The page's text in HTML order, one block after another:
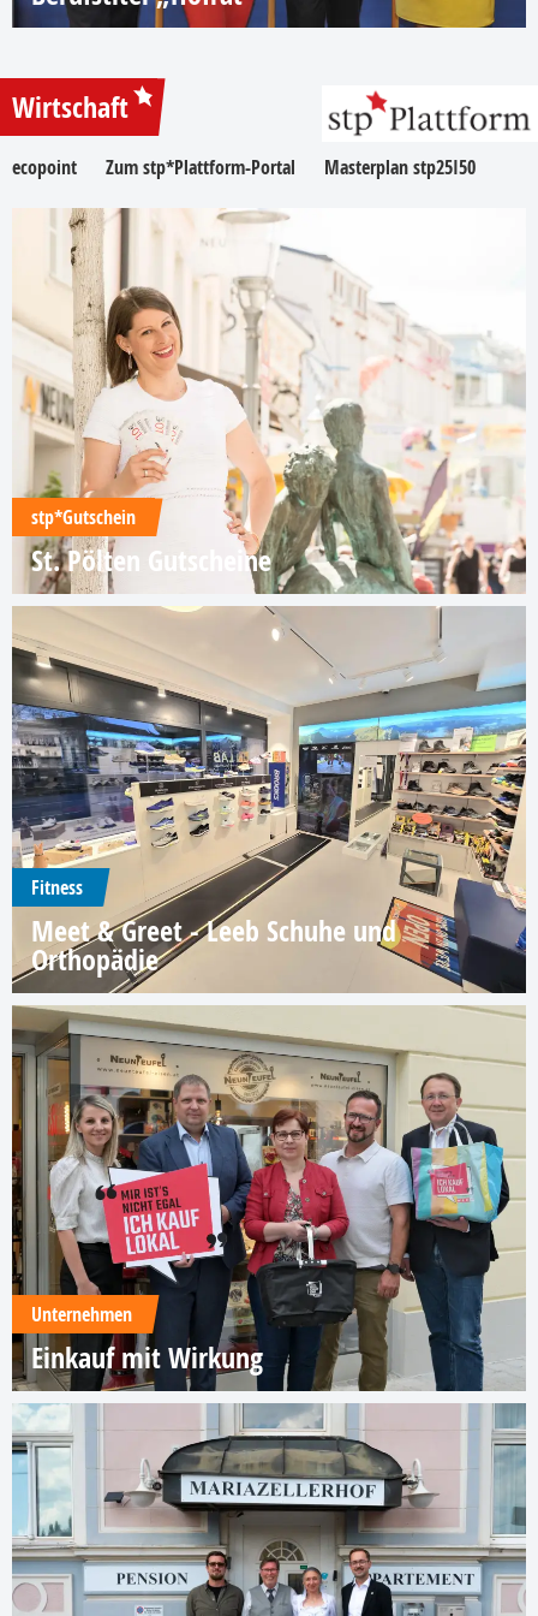
Wirtschaft
ecopoint Zum stp*Plattform-Portal Masterplan stp25I50
stp*Gutschein
St. Pölten Gutscheine
Fitness
Meet & Greet - Leeb Schuhe und
Orthopädie
Unternehmen
Einkauf mit Wirkung